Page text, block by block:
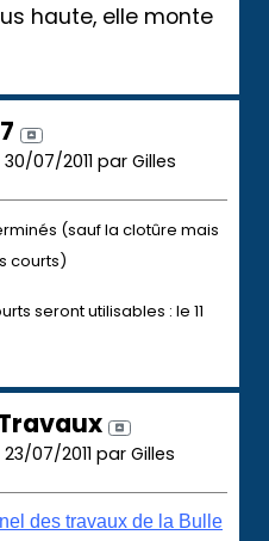
haute, elle monte
07/2011 par Gilles
(sauf la clotûre mais
courts)
seront utilisables : le 11
07/2011 par Gilles
des travaux de la Bulle